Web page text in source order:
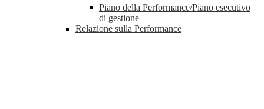
Piano della Performance/Piano esecutivo
di gestione
Relazione sulla Performance